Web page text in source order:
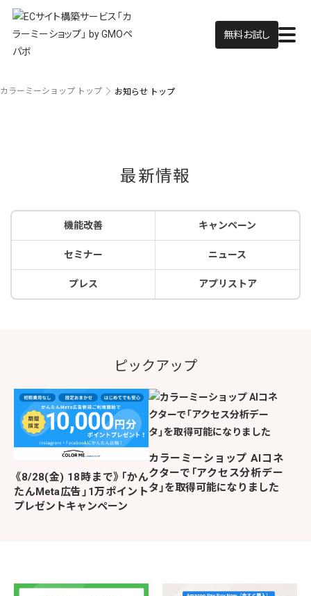
無料お試し
カラーミーショップ トップ お知らせ トップ
最新情報
機能改善 キャンペーン
セミナー ニュース
プレス アプリストア
ピックアップ
《8/28(金) 18時まで》「かん
たんMeta広告」1万ポイント
プレゼントキャンペーン
カラーミーショップ AIコネ
クターで「アクセス分析デー
タ」を取得可能になりました